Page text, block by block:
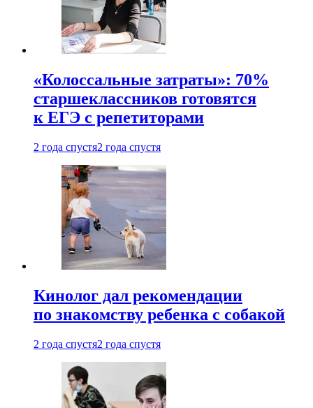
«Колоссальные затраты»: 70%
старшеклассников готовятся
к ЕГЭ с репетиторами
2 года спустя2 года спустя
Кинолог дал рекомендации
по знакомству ребенка с собакой
2 года спустя2 года спустя